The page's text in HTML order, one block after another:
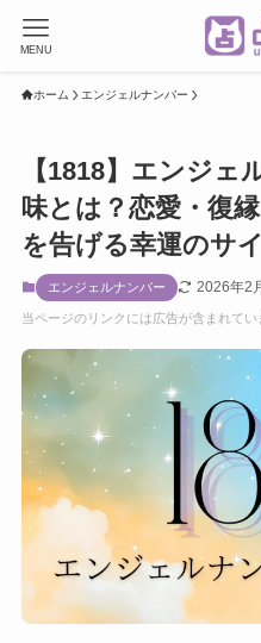
MENU
ホーム エンジェルナンバー
【1818】エンジェ
味とは？恋愛・復
を告げる幸運のサ
エンジェルナンバー 2026年2
当ページのリンクには広告が含まれてい